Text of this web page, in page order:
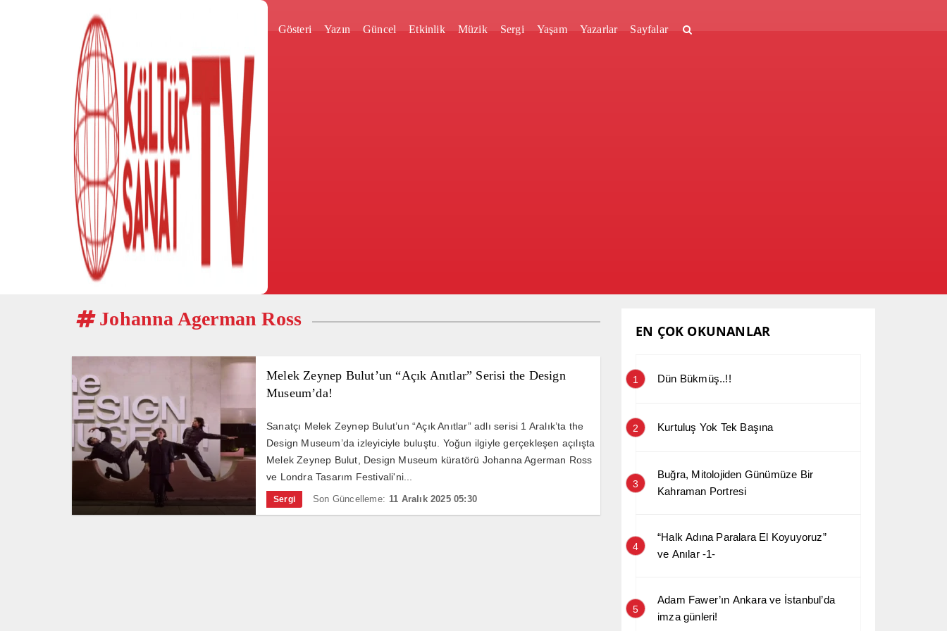
Gösteri Yazın Güncel Etkinlik Müzik Sergi Yaşam Yazarlar Sayfalar
Johanna Agerman Ross
Melek Zeynep Bulut’un “Açık Anıtlar” Serisi the Design
Museum’da!
Sanatçı Melek Zeynep Bulut’un “Açık Anıtlar” adlı serisi 1 Aralık’ta the
Design Museum’da izleyiciyle buluştu. Yoğun ilgiyle gerçekleşen açılışta
Melek Zeynep Bulut, Design Museum küratörü Johanna Agerman Ross
ve Londra Tasarım Festivali'ni...
Sergi Son Güncelleme: 11 Aralık 2025 05:30
EN ÇOK OKUNANLAR
1 Dün Bükmüş..!!
2 Kurtuluş Yok Tek Başına
3
Buğra, Mitolojiden Günümüze Bir
Kahraman Portresi
4
“Halk Adına Paralara El Koyuyoruz”
ve Anılar -1-
5
Adam Fawer’ın Ankara ve İstanbul’da
imza günleri!